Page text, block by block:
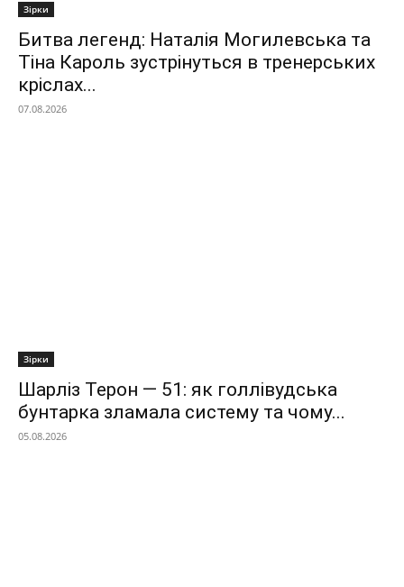
Зірки
Битва легенд: Наталія Могилевська та
Тіна Кароль зустрінуться в тренерських
кріслах...
07.08.2026
Зірки
Шарліз Терон — 51: як голлівудська
бунтарка зламала систему та чому...
05.08.2026